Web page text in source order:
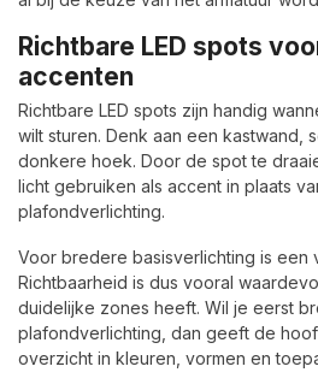
Richtbare LED spots
accenten
Richtbare LED spots zijn handig
wilt sturen. Denk aan een kastwand,
donkere hoek. Door de spot te
licht gebruiken als accent in plaats
plafondverlichting.
Voor bredere basisverlichting is een
Richtbaarheid is dus vooral
duidelijke zones heeft. Wil je eerst
plafondverlichting, dan geeft de
overzicht in kleuren, vormen en